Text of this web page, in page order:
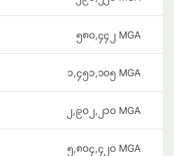
၅၈၀,၄၄၂ MGA
၁,၄၅၁,၁၀၅ MGA
၂,၉၀၂,၂၁၀ MGA
၅,၈၀၄,၄၂၀ MGA